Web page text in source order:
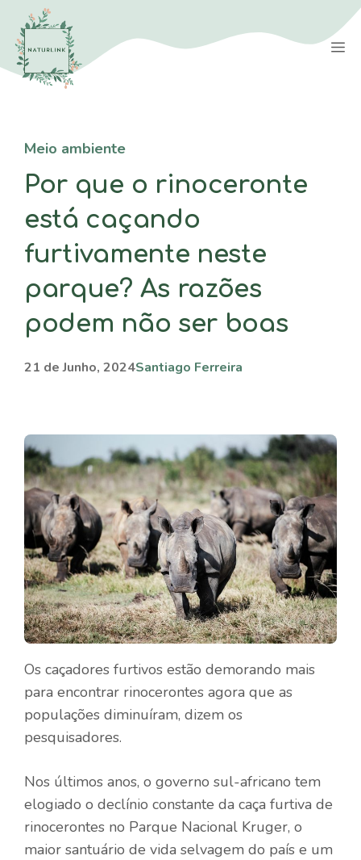
Saltar
para
conteúdo
Meio ambiente
Por que o rinoceronte
está caçando
furtivamente neste
parque? As razões
podem não ser boas
21 de Junho, 2024Santiago Ferreira
Os caçadores furtivos estão demorando mais
para encontrar rinocerontes agora que as
populações diminuíram, dizem os
pesquisadores.
Nos últimos anos, o governo sul-africano tem
elogiado o declínio constante da caça furtiva de
rinocerontes no Parque Nacional Kruger, o
maior santuário de vida selvagem do país e um